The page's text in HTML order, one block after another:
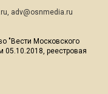
, adv@osnmedia.ru
"Вести Московского
05.10.2018, реестровая